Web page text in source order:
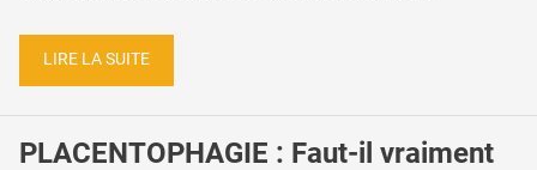
LIRE LA SUITE
PLACENTOPHAGIE : Faut-il vraiment